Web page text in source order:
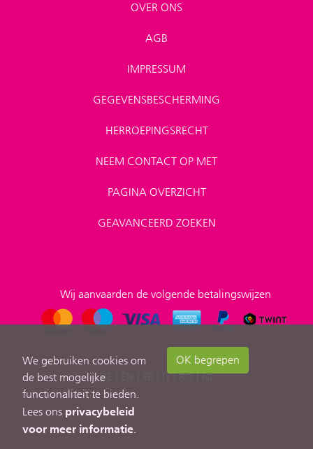
OVER ONS
AGB
IMPRESSUM
GEGEVENSBESCHERMING
HERROEPINGSRECHT
NEEM CONTACT OP MET
PAGINA OVERZICHT
GEAVANCEERD ZOEKEN
Wij aanvaarden de volgende betalingswijzen
DE IT|RO|NL
We gebruiken cookies om
de best mogelijke
functionaliteit te bieden.
Lees ons privacybeleid
voor meer informatie.
OK begrepen